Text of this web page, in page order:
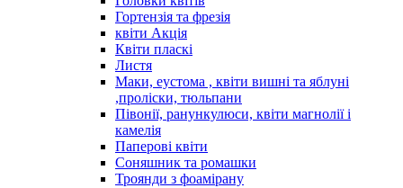
Гортензія та фрезія
квіти Акція
Квіти пласкі
Листя
Маки, еустома , квіти вишні та яблуні
,проліски, тюльпани
Півонії, ранункулюси, квіти магнолії і
камелія
Паперові квіти
Соняшник та ромашки
Троянди з фоамірану